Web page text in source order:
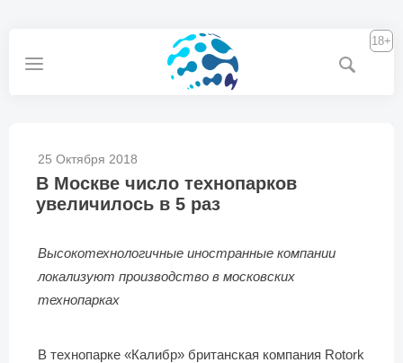
18+
25 Октября 2018
В Москве число технопарков
увеличилось в 5 раз
Высокотехнологичные иностранные компании
локализуют производство в московских
технопарках
В технопарке «Калибр» британская компания Rotork